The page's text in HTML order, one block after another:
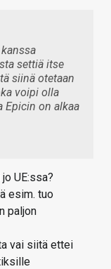
settiä itse
siinä otetaan
voipi olla
Epicin on alkaa
UE:ssa?
esim. tuo
paljon
vai siitä ettei